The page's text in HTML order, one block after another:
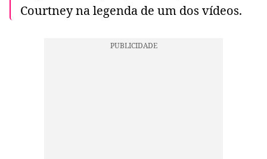
Courtney na legenda de um dos vídeos.